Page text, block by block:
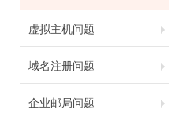
虚拟主机问题
域名注册问题
企业邮局问题